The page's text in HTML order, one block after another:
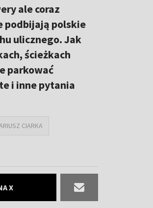
ale coraz
podbijają polskie
ulicznego. Jak
ścieżkach
parkować
i inne pytania
CIARKA
X